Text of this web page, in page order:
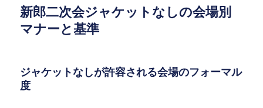
新郎二次会ジャケットなしの会場別
マナーと基準
ジャケットなしが許容される会場のフォーマル
度